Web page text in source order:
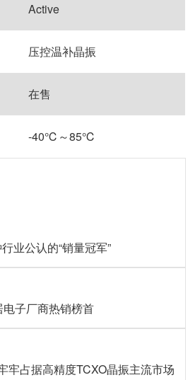
Active
压控温补晶振
在售
-40℃～85℃
业公认的“销量冠军”
子厂商热销榜首
牢占据高精度TCXO晶振主流市场